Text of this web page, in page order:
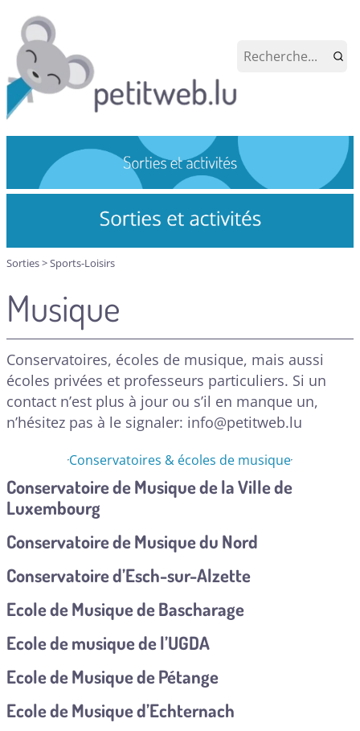
Sorties>Sports-Loisirs
Musique
Conservatoires, écoles de musique, mais aussi
écoles privées et professeurs particuliers. Si un
contact n’est plus à jour ou s’il en manque un,
n’hésitez pas à le signaler: info@petitweb.lu
Conservatoires & écoles de musique
Conservatoire de Musique de la Ville de
Luxembourg
Conservatoire de Musique du Nord
Conservatoire d’Esch-sur-Alzette
Ecole de Musique de Bascharage
Ecole de musique de l’UGDA
Ecole de Musique de Pétange
Ecole de Musique d’Echternach